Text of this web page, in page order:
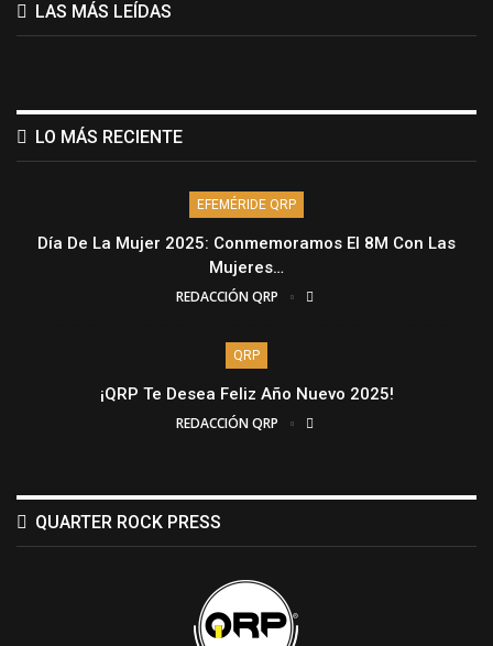
LAS MÁS LEÍDAS
LO MÁS RECIENTE
EFEMÉRIDE QRP
Día De La Mujer 2025: Conmemoramos El 8M Con Las
Mujeres…
REDACCIÓN QRP
QRP
¡QRP Te Desea Feliz Año Nuevo 2025!
REDACCIÓN QRP
QUARTER ROCK PRESS